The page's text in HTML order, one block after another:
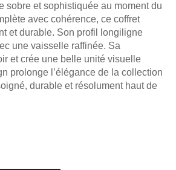
sobre et sophistiquée au moment du
avec cohérence, ce coffret
et durable. Son profil longiligne
une vaisselle raffinée. Sa
et crée une belle unité visuelle
prolonge l’élégance de la collection
durable et résolument haut de